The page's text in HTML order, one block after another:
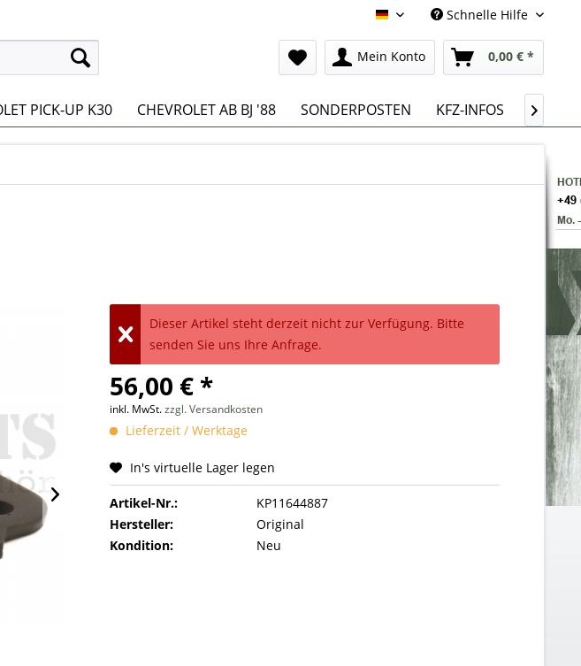
Deutsch Schnelle Hilfe
Mein Konto 0,00 € *
PICK-UP K30 CHEVROLET AB BJ '88 SONDERPOSTEN KFZ-INFOS 
Dieser Artikel steht derzeit nicht zur Verfügung. Bitte
senden Sie uns Ihre Anfrage.
56,00 € *
inkl. MwSt.zzgl. Versandkosten
Lieferzeit / Werktage
In's virtuelle Lager legen
Artikel-Nr.:
KP11644887
Hersteller:
Original
Kondition:
Neu